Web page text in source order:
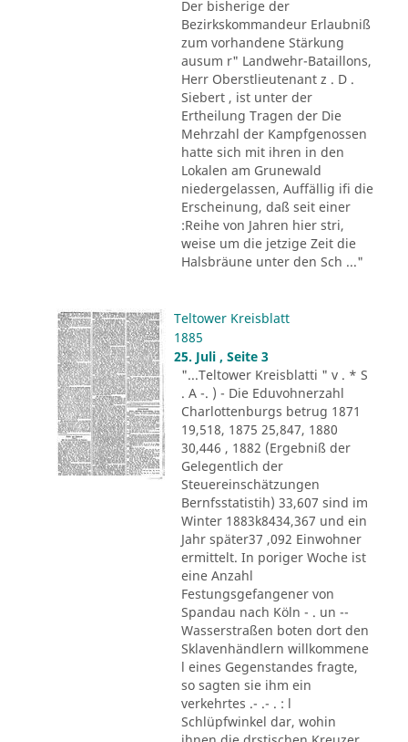
Der bisherige der
Bezirkskommandeur Erlaubniß
zum vorhandene Stärkung
ausum r" Landwehr-Bataillons,
Herr Oberstlieutenant z . D .
Siebert , ist unter der
Ertheilung Tragen der Die
Mehrzahl der Kampfgenossen
hatte sich mit ihren in den
Lokalen am Grunewald
niedergelassen, Auffällig ifi die
Erscheinung, daß seit einer
:Reihe von Jahren hier stri,
weise um die jetzige Zeit die
Halsbräune unter den Sch ..."
Teltower Kreisblatt
1885
25. Juli , Seite 3
"...Teltower Kreisblatti " v . * S
. A -. ) - Die Eduvohnerzahl
Charlottenburgs betrug 1871
19,518, 1875 25,847, 1880
30,446 , 1882 (Ergebniß der
Gelegentlich der
Steuereinschätzungen
Bernfsstatistih) 33,607 sind im
Winter 1883k8434,367 und ein
Jahr später37 ,092 Einwohner
ermittelt. In poriger Woche ist
eine Anzahl
Festungsgefangener von
Spandau nach Köln - . un --
Wasserstraßen boten dort den
Sklavenhändlern willkommene
l eines Gegenstandes fragte,
so sagten sie ihm ein
verkehrtes .- .- . : l
Schlüpfwinkel dar, wohin